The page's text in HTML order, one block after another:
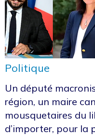
Politique
Un député
région, un maire
mousquetaires du
d’importer, pour la